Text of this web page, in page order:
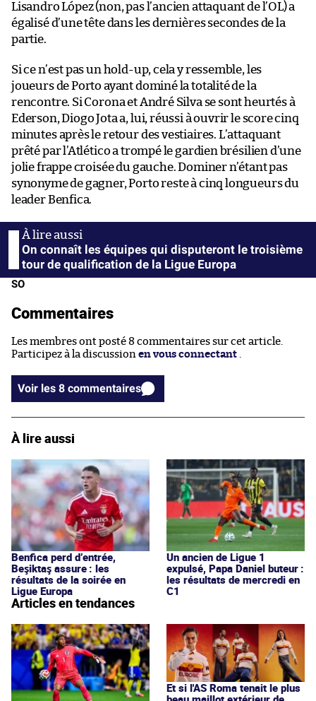
Lisandro López (non, pas l’ancien attaquant de l’OL) a
égalisé d’une tête dans les dernières secondes de la
partie.
Si ce n’est pas un hold-up, cela y ressemble, les
joueurs de Porto ayant dominé la totalité de la
rencontre. Si Corona et André Silva se sont heurtés à
Ederson, Diogo Jota a, lui, réussi à ouvrir le score cinq
minutes après le retour des vestiaires. L’attaquant
prêté par l’Atlético a trompé le gardien brésilien d’une
jolie frappe croisée du gauche. Dominer n’étant pas
synonyme de gagner, Porto reste à cinq longueurs du
leader Benfica.
On connaît les équipes qui disputeront le troisième
tour de qualification de la Ligue Europa
SO
Commentaires
Les membres ont posté 8 commentaires sur cet article.
Participez à la discussion en vous connectant .
Voir les 8 commentaires
À lire aussi
Benfica perd d’entrée,
Beşiktaş assure : les
résultats de la soirée en
Ligue Europa
Un ancien de Ligue 1
expulsé, Papa Daniel buteur :
les résultats de mercredi en
C1
Articles en tendances
Et si l'AS Roma tenait le plus